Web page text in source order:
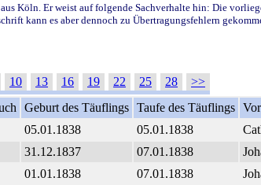
aus Köln. Er weist auf folgende Sachverhalte hin: Die
kann es aber dennoch zu Übertragungsfehlern
10 13 16 19 22 25 28
>>
Geburt des Täuflings Taufe des Täuflings
05.01.1838 05.01.1838
31.12.1837 07.01.1838
01.01.1838 07.01.1838